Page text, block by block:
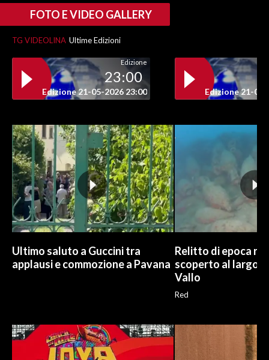
SPIAGGEFOTO E VIDEO GALLERY
TG VIDEOLINA Ultime Edizioni
Edizione
23:00
Edizione 21-05-2026 23:00 Edizione 21-05-
Ultimo saluto a Guccini tra
applausi e commozione a Pavana
Relitto di epoca
scoperto al largo
Vallo
Red